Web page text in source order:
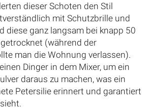
dieser Schoten den Stil
mit Schutzbrille und
diese ganz langsam bei knapp 50
(während der
man die Wohnung verlassen).
Dinger in dem Mixer, um ein
daraus zu machen, was ein
Petersilie erinnert und garantiert